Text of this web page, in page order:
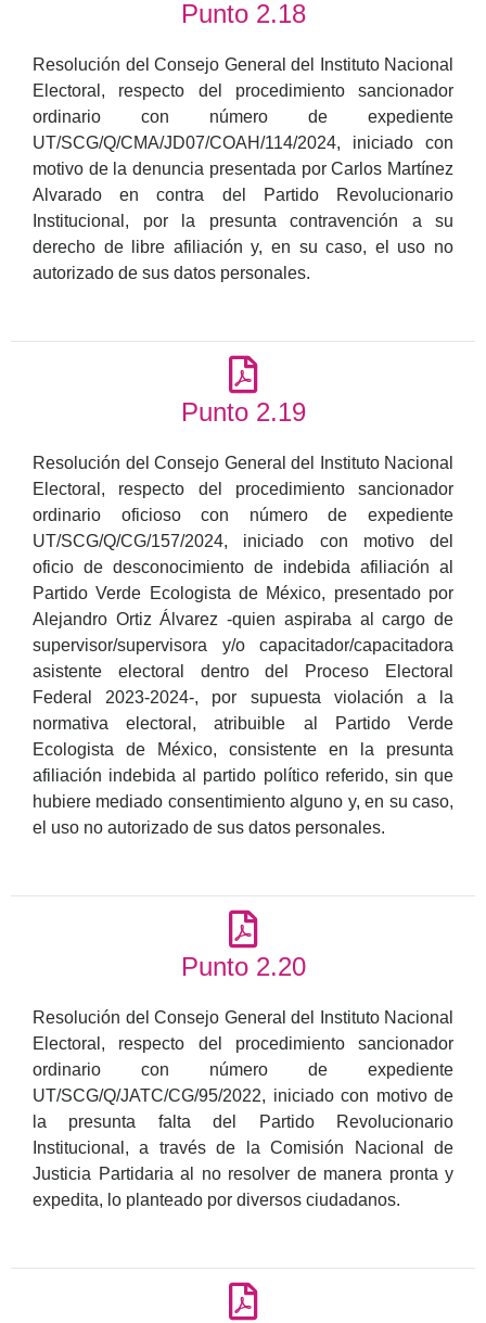
Punto 2.18
Resolución del Consejo General del Instituto Nacional
Electoral, respecto del procedimiento sancionador
ordinario con número de expediente
UT/SCG/Q/CMA/JD07/COAH/114/2024, iniciado con
motivo de la denuncia presentada por Carlos Martínez
Alvarado en contra del Partido Revolucionario
Institucional, por la presunta contravención a su
derecho de libre afiliación y, en su caso, el uso no
autorizado de sus datos personales.
Punto 2.19
Resolución del Consejo General del Instituto Nacional
Electoral, respecto del procedimiento sancionador
ordinario oficioso con número de expediente
UT/SCG/Q/CG/157/2024, iniciado con motivo del
oficio de desconocimiento de indebida afiliación al
Partido Verde Ecologista de México, presentado por
Alejandro Ortiz Álvarez -quien aspiraba al cargo de
supervisor/supervisora y/o capacitador/capacitadora
asistente electoral dentro del Proceso Electoral
Federal 2023-2024-, por supuesta violación a la
normativa electoral, atribuible al Partido Verde
Ecologista de México, consistente en la presunta
afiliación indebida al partido político referido, sin que
hubiere mediado consentimiento alguno y, en su caso,
el uso no autorizado de sus datos personales.
Punto 2.20
Resolución del Consejo General del Instituto Nacional
Electoral, respecto del procedimiento sancionador
ordinario con número de expediente
UT/SCG/Q/JATC/CG/95/2022, iniciado con motivo de
la presunta falta del Partido Revolucionario
Institucional, a través de la Comisión Nacional de
Justicia Partidaria al no resolver de manera pronta y
expedita, lo planteado por diversos ciudadanos.